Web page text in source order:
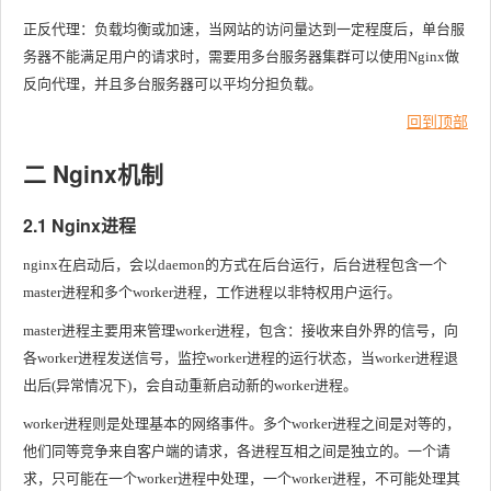
正反代理：负载均衡或加速，当网站的访问量达到一定程度后，单台服
务器不能满足用户的请求时，需要用多台服务器集群可以使用Nginx做
反向代理，并且多台服务器可以平均分担负载。
回到顶部
二 Nginx机制
2.1 Nginx进程
nginx在启动后，会以daemon的方式在后台运行，后台进程包含一个
master进程和多个worker进程，工作进程以非特权用户运行。
master进程主要用来管理worker进程，包含：接收来自外界的信号，向
各worker进程发送信号，监控worker进程的运行状态，当worker进程退
出后(异常情况下)，会自动重新启动新的worker进程。
worker进程则是处理基本的网络事件。多个worker进程之间是对等的，
他们同等竞争来自客户端的请求，各进程互相之间是独立的。一个请
求，只可能在一个worker进程中处理，一个worker进程，不可能处理其